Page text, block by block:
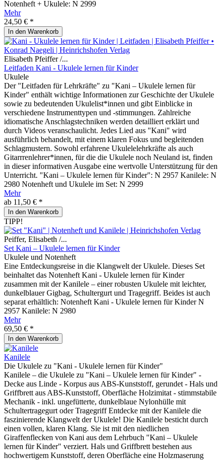
Notenheft + Ukulele: N 2999
Mehr
24,50 € *
In den Warenkorb
Elisabeth Pfeiffer /...
Leitfaden Kani - Ukulele lernen für Kinder
Ukulele
Der "Leitfaden für Lehrkräfte" zu "Kani – Ukulele lernen für
Kinder" enthält wichtige Informationen zur Geschichte der Ukulele
sowie zu bedeutenden Ukulelist*innen und gibt Einblicke in
verschiedene ­Instrumenttypen und -stimmungen. Zahlreiche
idiomatische Anschlagstechniken werden detailliert erklärt und
durch Videos veranschaulicht. Jedes Lied aus "Kani" wird
ausführlich behandelt, mit einem klaren Fokus und begleitenden
Schlag­mustern. Sowohl erfahrene Ukulele­lehrkräfte als auch
Gitarrrenlehrer*innen, für die die Ukulele noch Neuland ist, finden
in dieser informativen Ausgabe eine wertvolle Unterstützung für den
Unterricht. "Kani – Ukulele lernen für Kinder": N 2957 Kanilele: N
2980 Notenheft und Ukulele im Set: N 2999
Mehr
ab 11,50 € *
In den Warenkorb
TIPP!
Peiffer, Elisabeth /...
Set Kani – Ukulele lernen für Kinder
Ukulele und Notenheft
Eine Entdeckungsreise in die Klangwelt der Ukulele. Dieses Set
beinhaltet das Notenheft Kani - Ukulele lernen für Kinder
zusammen mit der Kanilele – einer robusten Ukulele mit leichter,
dunkelblauer Gigbag, Schultergurt und Tragegriff. Beides ist auch
separat erhältlich: Notenheft Kani - Ukulele lernen für Kinder N
2957 Kanilele: N 2980
Mehr
69,50 € *
In den Warenkorb
Kanilele
Die Ukulele zu "Kani - Ukulele lernen für Kinder"
Kanilele – die Ukulele zu "Kani – Ukulele lernen für Kinder" -
Decke aus Linde - Korpus aus ABS-Kunststoff, gerundet - Hals und
Griffbrett aus ABS-Kunststoff, Oberfläche Holzimitat - stimmstabile
Mechanik - inkl. ungefütterte, dunkelblaue Nylonhülle mit
Schultertragegurt oder Tragegriff Entdecke mit der Kanilele die
faszinierende Klangwelt der Ukulele! Die Kanilele besticht durch
einen vollen, klaren Klang. Sie ist mit den niedlichen
Giraffenflecken von Kani aus dem Lehrbuch "Kani – Ukulele
lernen für Kinder" verziert. Hals und Griffbrett bestehen aus
hochwertigem Kunststoff, deren Oberfläche eine Holzmaserung